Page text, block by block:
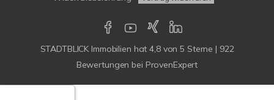
STADTBLICK Immobilien hat4,8von5 Sterne | 922
Bewertungen bei ProvenExpert